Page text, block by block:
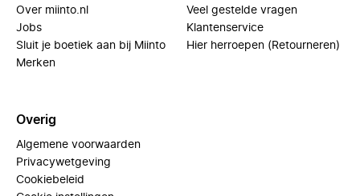
Over miinto.nl
Jobs
Sluit je boetiek aan bij Miinto
Merken
Veel gestelde vragen
Klantenservice
Hier herroepen (Retourneren)
Overig
Algemene voorwaarden
Privacywetgeving
Cookiebeleid